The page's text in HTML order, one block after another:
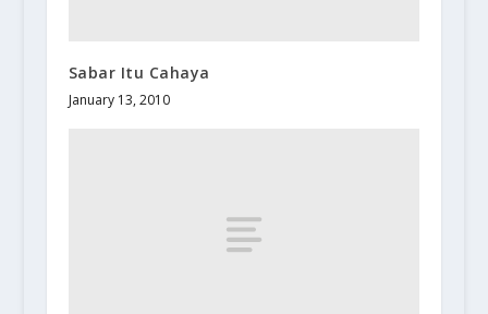
Sabar Itu Cahaya
January 13, 2010